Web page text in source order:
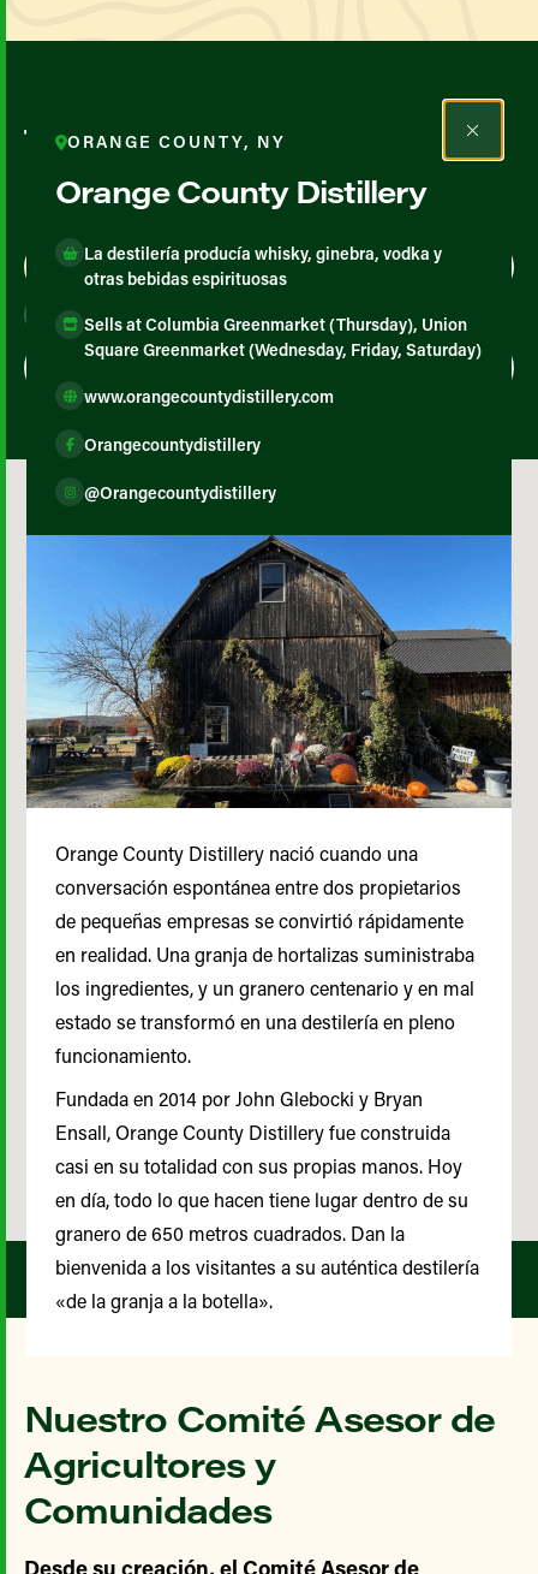
Todos los agricultores y
productores
Map View List View
Nuestro Comité Asesor de
Agricultores y
Comunidades
Desde su creación, el Comité Asesor de
ORANGE COUNTY, NY
Orange County Distillery
La destilería producía whisky, ginebra, vodka y
otras bebidas espirituosas
Sells at Columbia Greenmarket (Thursday), Union
Square Greenmarket (Wednesday, Friday, Saturday)
www.orangecountydistillery.com
Orangecountydistillery
@Orangecountydistillery
Orange County Distillery nació cuando una
conversación espontánea entre dos propietarios
de pequeñas empresas se convirtió rápidamente
en realidad. Una granja de hortalizas suministraba
los ingredientes, y un granero centenario y en mal
estado se transformó en una destilería en pleno
funcionamiento.
Fundada en 2014 por John Glebocki y Bryan
Ensall, Orange County Distillery fue construida
casi en su totalidad con sus propias manos. Hoy
en día, todo lo que hacen tiene lugar dentro de su
granero de 650 metros cuadrados. Dan la
bienvenida a los visitantes a su auténtica destilería
«de la granja a la botella».